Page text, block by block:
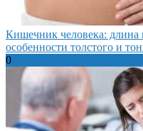
Кишечник человека:
особенности толстого и
0